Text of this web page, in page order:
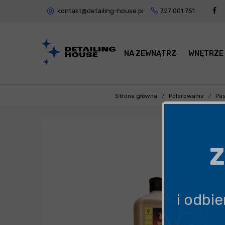
kontakt@detailing-house.pl 727 001 751
NA ZEWNĄTRZ WNĘTRZE
Strona główna Polerowanie
i